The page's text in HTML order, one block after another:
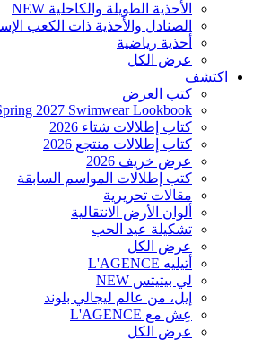
الأحذية الطويلة والكاحلية NEW
الصنادل والأحذية ذات الكعب
أحذية رياضية
عرض الكل
اكتشف
كتب العرض
2027 Swimwear Lookbook
كتاب إطلالات شتاء 2026
كتاب إطلالات منتجع 2026
عرض خريف 2026
كتب إطلالات المواسم السابقة
مقالات تحريرية
ألوان الأرض الانتقالية
تشكيلة عيد الحب
عرض الكل
أتيليه L'AGENCE
لي بيتيتس NEW
إيل، من عالم ليجالي بلوند
عِش مع L'AGENCE
عرض الكل